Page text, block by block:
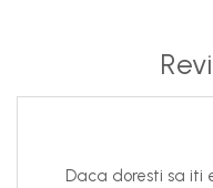
Daca doresti sa iti